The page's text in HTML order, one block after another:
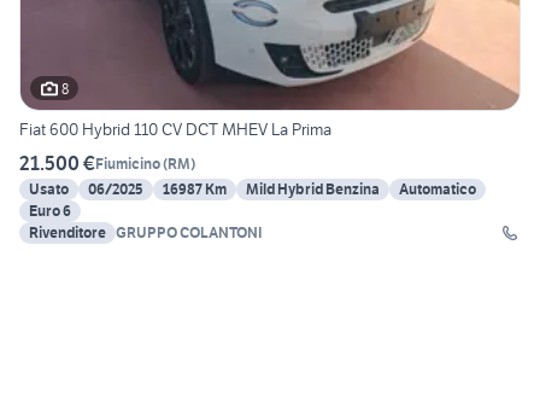
8
Fiat 600 Hybrid 110 CV DCT MHEV La Prima
21.500 €Fiumicino(RM)
Usato
06/2025 16987 Km Mild Hybrid Benzina
Automatico
Euro 6
Rivenditore GRUPPO COLANTONI